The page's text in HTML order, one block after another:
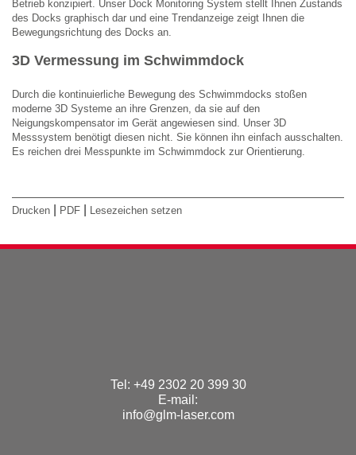
Betrieb konzipiert. Unser Dock Monitoring System stellt Ihnen Zustands
des Docks graphisch dar und eine Trendanzeige zeigt Ihnen die
Bewegungsrichtung des Docks an.
3D Vermessung im Schwimmdock
Durch die kontinuierliche Bewegung des Schwimmdocks stoßen
moderne 3D Systeme an ihre Grenzen, da sie auf den
Neigungskompensator im Gerät angewiesen sind. Unser 3D
Messsystem benötigt diesen nicht. Sie können ihn einfach ausschalten.
Es reichen drei Messpunkte im Schwimmdock zur Orientierung.
Drucken PDF Lesezeichen setzen
Tel: +49 2302 20 399 30
E-mail:
info@glm-laser.com